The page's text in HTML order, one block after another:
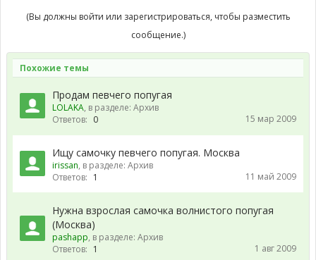
(Вы должны войти или зарегистрироваться, чтобы разместить
сообщение.)
Похожие темы
Продам певчего попугая
LOLAKA, в разделе: Архив
Ответов: 0 15 мар 2009
Ищу самочку певчего попугая. Москва
irissan, в разделе: Архив
Ответов: 1 11 май 2009
Нужна взрослая самочка волнистого попугая
(Москва)
pashapp, в разделе: Архив
Ответов: 1 1 авг 2009